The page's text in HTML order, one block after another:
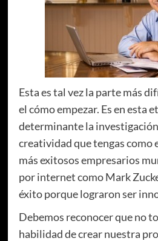
Esta es tal vez la parte más
el cómo empezar. Es en esta
determinante la
creatividad que tengas como
más exitosos empresarios
por internet como Mark
éxito porque lograron ser
Debemos reconocer que no
habilidad de crear nuestra